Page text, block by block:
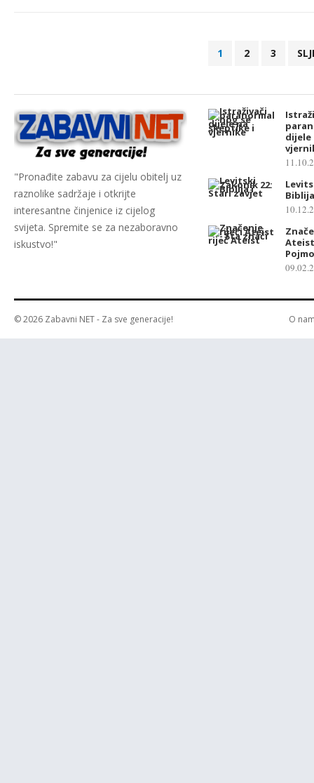
e
v
t
r
a
n
i
o
b
j
1 2 3
"Pronađite zabavu za cijelu obitelj uz
raznolike sadržaje i otkrijte
interesantne činjenice iz cijelog
svijeta. Spremite se za nezaboravno
iskustvo!"
dijele
© 2026 Zabavni NET- Za sve generacije! O